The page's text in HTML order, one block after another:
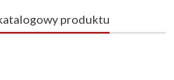
produktu